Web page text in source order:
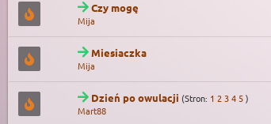
Czy mogę
Mija
Miesiaczka
Mija
Dzień po owulacji (Stron: 1 2 34 5)
Mart88